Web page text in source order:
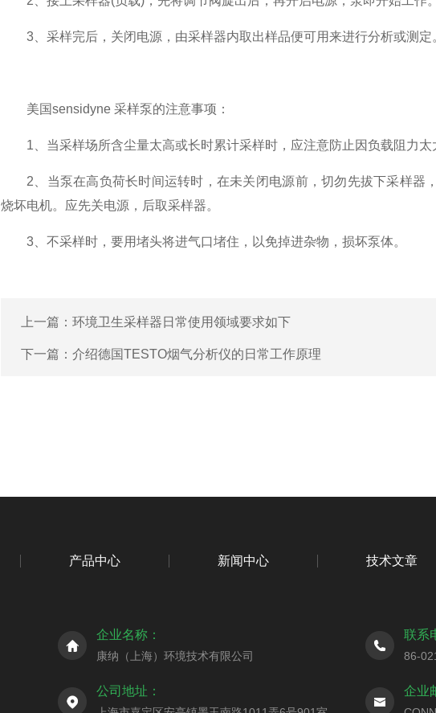
3、采样完后，关闭电源，由采样器内取出样品便可用来进行分析或测定
美国sensidyne 采样泵的注意事项：
1、当采样场所含尘量太高或长时累计采样时，应注意防止因负载阻力太
2、当泵在高负荷长时间运转时，在未关闭电源前，切勿先拔下采样器
烧坏电机。应先关电源，后取采样器。
3、不采样时，要用堵头将进气口堵住，以免掉进杂物，损坏泵体。
上一篇： 环境卫生采样器日常使用领域要求如下
下一篇： 介绍德国TESTO烟气分析仪的日常工作原理
产品中心 新闻中心 技术文章
企业名称：
康纳（上海）环境技术有限公司
联系
86-
公司地址： 企业